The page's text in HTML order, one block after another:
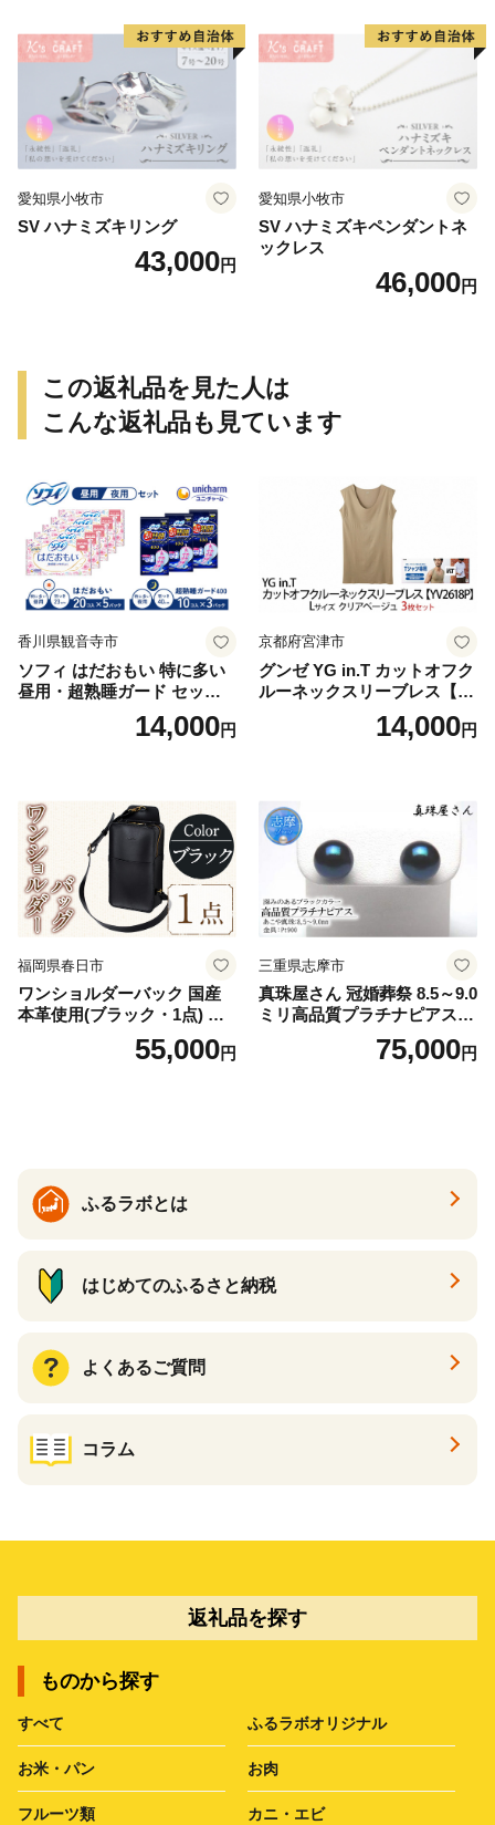
愛知県小牧市
SV ハナミズキリング
43,000円
愛知県小牧市
SV ハナミズキペンダントネ
ックレス
46,000円
この返礼品を見た人は
こんな返礼品も見ています
香川県観音寺市
ソフィ はだおもい 特に多い
昼用・超熟睡ガード セット
羽付き ナプキン 生理用品 サ
ニタリー ユニ・チャーム
14,000円
京都府宮津市
グンゼ YG in.T カットオフク
ルーネックスリーブレス【Y
V2618P】Lサイズ クリアベ
ージュ3枚セット [№5716-04
14,000円
福岡県春日市
ワンショルダーバック 国産
本革使用(ブラック・1点) 鞄
バック バッグ カバン レザー
国産 日本製 牛革 黒 革 革製
55,000円
三重県志摩市
真珠屋さん 冠婚葬祭 8.5～9.0
ミリ高品質プラチナピアス P
t900 志摩産アコヤ真珠 ブラ
ックパール 黒真珠75,000円
ふるラボとは
はじめてのふるさと納税
よくあるご質問
コラム
返礼品を探す
ものから探す
すべて ふるラボオリジナル
お米・パン お肉
フルーツ類 カニ・エビ